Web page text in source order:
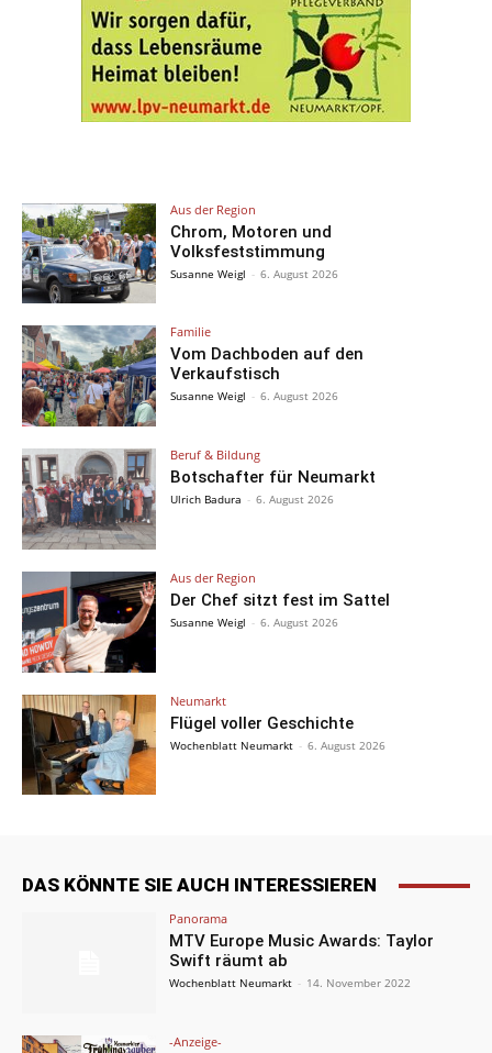
Aus der Region
Chrom, Motoren und
Volksfeststimmung
Susanne Weigl - 6. August 2026
Familie
Vom Dachboden auf den
Verkaufstisch
Susanne Weigl - 6. August 2026
Beruf & Bildung
Botschafter für Neumarkt
Ulrich Badura - 6. August 2026
Aus der Region
Der Chef sitzt fest im Sattel
Susanne Weigl - 6. August 2026
Neumarkt
Flügel voller Geschichte
Wochenblatt Neumarkt - 6. August 2026
DAS KÖNNTE SIE AUCH INTERESSIEREN
Panorama
MTV Europe Music Awards: Taylor
Swift räumt ab
Wochenblatt Neumarkt - 14. November 2022
-Anzeige-